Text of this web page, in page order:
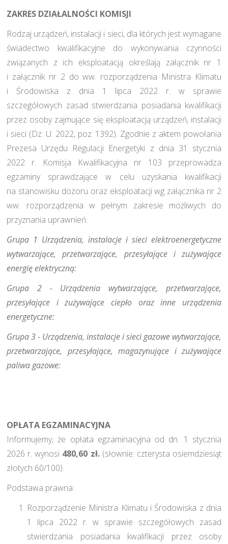
ZAKRES DZIAŁALNOŚCI KOMISJI
Rodzaj urządzeń, instalacji i sieci, dla których jest wymagane
świadectwo kwalifikacyjne do wykonywania czynności
związanych z ich eksploatacją określają załącznik nr 1
i załącznik nr 2 do ww. rozporządzenia Ministra Klimatu
i Środowiska z dnia 1 lipca 2022 r. w sprawie
szczegółowych zasad stwierdzania posiadania kwalifikacji
przez osoby zajmujące się eksploatacją urządzeń, instalacji
i sieci (Dz. U. 2022, poz. 1392). Zgodnie z aktem powołania
Prezesa Urzędu Regulacji Energetyki z dnia 31 stycznia
2022 r. Komisja Kwalifikacyjna nr 103 przeprowadza
egzaminy sprawdzające w celu uzyskania kwalifikacji
na stanowisku dozoru oraz eksploatacji wg załącznika nr 2
ww. rozporządzenia w pełnym zakresie możliwych do
przyznania uprawnień:
Grupa 1 Urządzenia, instalacje i sieci elektroenergetyczne
wytwarzające, przetwarzające, przesyłające i zużywające
energię elektryczną:
Grupa 2 - Urządzenia wytwarzające, przetwarzające,
przesyłające i zużywające ciepło oraz inne urządzenia
energetyczne:
Grupa 3 - Urządzenia, instalacje i sieci gazowe wytwarzające,
przetwarzające, przesyłające, magazynujące i zużywające
paliwa gazowe:
OPŁATA EGZAMINACYJNA
Informujemy, że opłata egzaminacyjna od dn. 1 stycznia
2026 r. wynosi 480,60 zł. (słownie: czterysta osiemdziesiąt
złotych 60/100).
Podstawa prawna:
Rozporządzenie Ministra Klimatu i Środowiska z dnia
1 lipca 2022 r. w sprawie szczegółowych zasad
stwierdzania posiadania kwalifikacji przez osoby